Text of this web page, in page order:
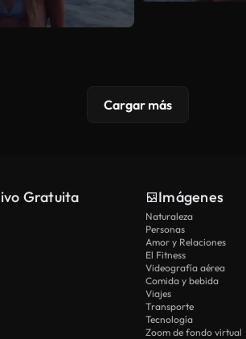
Cargar más
Gratuita Imágenes
Naturaleza
Personas
Amor y Relaciones
El Fitness
Videografía aérea
Comida y bebida
Viajes
Transporte
Tecnología
Zoom de fondo virtual